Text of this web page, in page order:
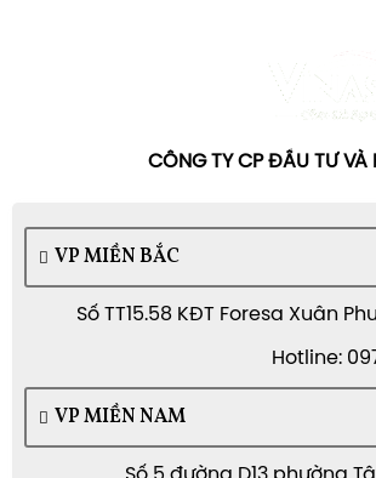
CÔNG TY CP ĐẦU TƯ VÀ
VP MIỀN BẮC
Số TT15.58 KĐT Foresa Xuân
Hotline:
VP MIỀN NAM